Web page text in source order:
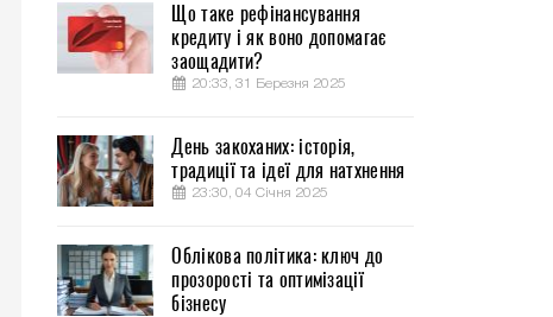
Що таке рефінансування
кредиту і як воно допомагає
заощадити?
20:33, 31 Березня 2025
День закоханих: історія,
традиції та ідеї для натхнення
23:30, 04 Січня 2025
Облікова політика: ключ до
прозорості та оптимізації
бізнесу